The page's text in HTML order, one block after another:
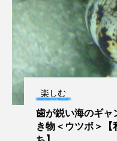
コガタペンギン
コクチバス コク
コトクラゲ コノ
コブシメ
コモレビクラゲ
楽しむ
歯が鋭い海のギャ
き物＜ウツボ＞【